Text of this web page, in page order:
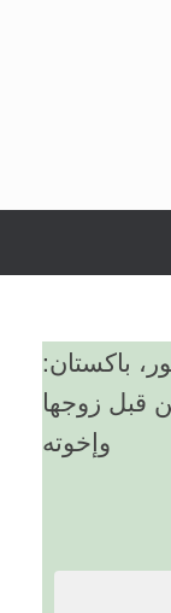
باكستان:
قبل زوجها
وإخوته